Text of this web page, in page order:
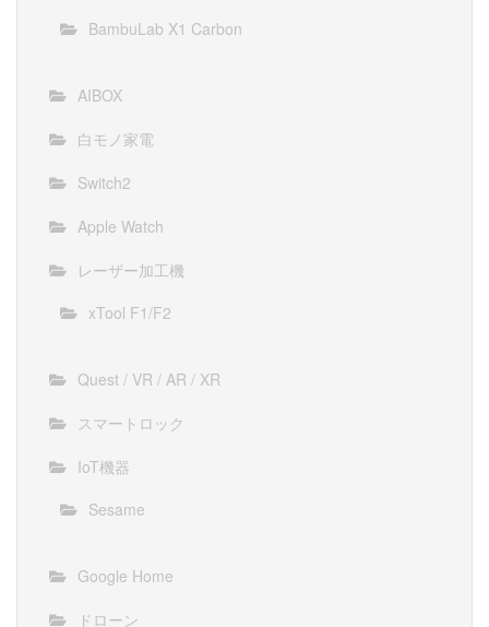
BambuLab X1 Carbon
AIBOX
白モノ家電
Switch2
Apple Watch
レーザー加工機
xTool F1/F2
Quest / VR / AR / XR
スマートロック
IoT機器
Sesame
Google Home
ドローン